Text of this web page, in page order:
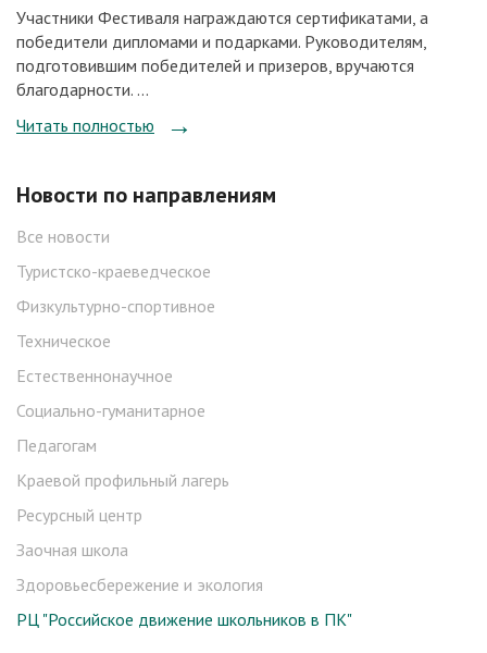
Участники Фестиваля награждаются сертификатами, а
победители дипломами и подарками. Руководителям,
подготовившим победителей и призеров, вручаются
благодарности. ...
Читать полностью
Новости по направлениям
Все новости
Туристско-краеведческое
Физкультурно-спортивное
Техническое
Естественнонаучное
Социально-гуманитарное
Педагогам
Краевой профильный лагерь
Ресурсный центр
Заочная школа
Здоровьесбережение и экология
РЦ "Российское движение школьников в ПК"